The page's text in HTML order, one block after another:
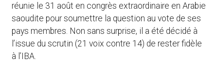
réunie le 31 août en congrès extraordinaire en Arabie
saoudite pour soumettre la question au vote de ses
pays membres. Non sans surprise, il a été décidé à
l’issue du scrutin (21 voix contre 14) de rester fidèle
à l’IBA.